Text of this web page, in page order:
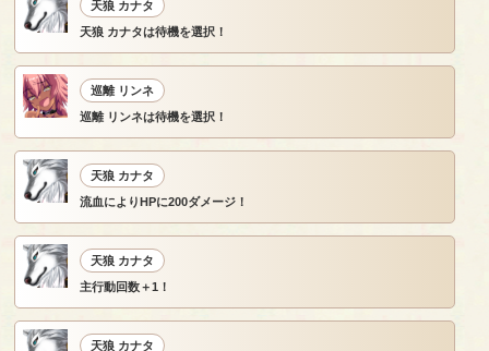
天狼 カナタ
天狼 カナタは待機を選択！
巡離 リンネ
巡離 リンネは待機を選択！
天狼 カナタ
流血によりHPに200ダメージ！
天狼 カナタ
主行動回数＋1！
天狼 カナタ